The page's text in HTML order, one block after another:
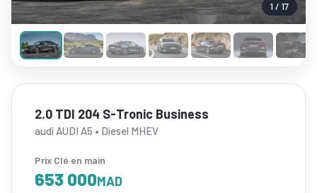
1 / 17
2.0 TDI 204 S-Tronic Business
audi AUDI A5 • Diesel MHEV
Prix Clé en main
653 000MAD